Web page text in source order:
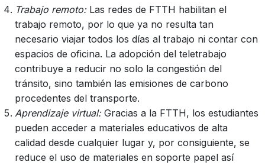
Trabajo remoto:Las redes de FTTH habilitan el
trabajo remoto, por lo que ya no resulta tan
necesario viajar todos los días al trabajo ni contar con
espacios de oficina. La adopción del teletrabajo
contribuye a reducir no solo la congestión del
tránsito, sino también las emisiones de carbono
procedentes del transporte.
Aprendizaje virtual:Gracias a la FTTH, los estudiantes
pueden acceder a materiales educativos de alta
calidad desde cualquier lugar y, por consiguiente, se
reduce el uso de materiales en soporte papel así